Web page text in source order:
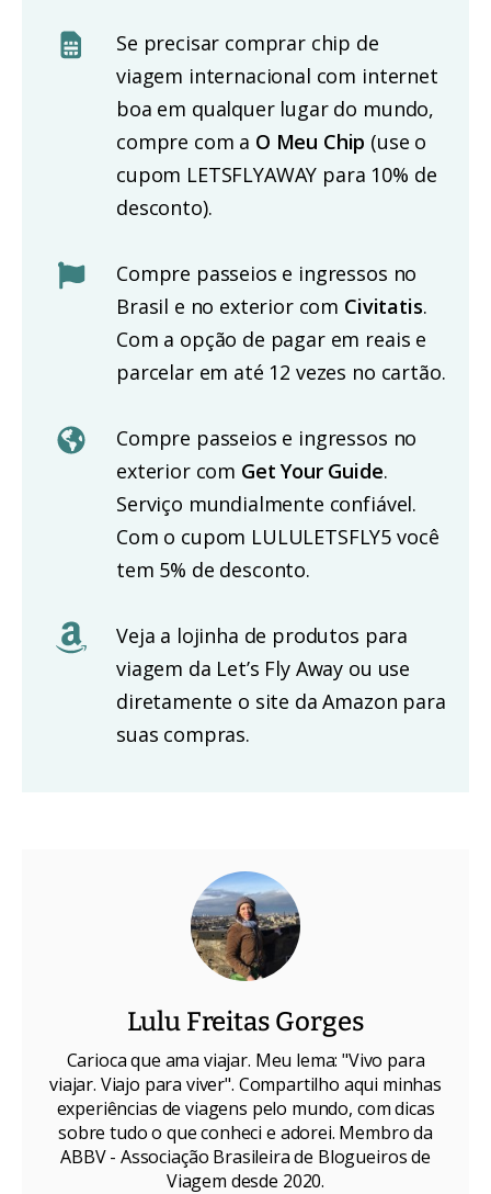
Se precisar comprar chip de
viagem internacional com internet
boa em qualquer lugar do mundo,
compre com a O Meu Chip (use o
cupom LETSFLYAWAY para 10% de
desconto).
Compre passeios e ingressos no
Brasil e no exterior com Civitatis.
Com a opção de pagar em reais e
parcelar em até 12 vezes no cartão.
Compre passeios e ingressos no
exterior com Get Your Guide.
Serviço mundialmente confiável.
Com o cupom LULULETSFLY5 você
tem 5% de desconto.
Veja a lojinha de produtos para
viagem da Let’s Fly Away ou use
diretamente o site da Amazon para
suas compras.
Lulu Freitas Gorges
Carioca que ama viajar. Meu lema: "Vivo para
viajar. Viajo para viver". Compartilho aqui minhas
experiências de viagens pelo mundo, com dicas
sobre tudo o que conheci e adorei. Membro da
ABBV - Associação Brasileira de Blogueiros de
Viagem desde 2020.